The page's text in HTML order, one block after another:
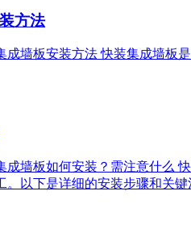
方法
成墙板安装方法 快装集成墙
成墙板如何安装？需注意什么
以下是详细的安装步骤和关键